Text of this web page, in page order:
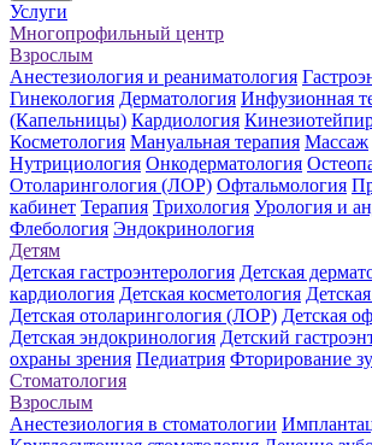
Услуги
Многопрофильный центр
Взрослым
Анестезиология и реаниматология
Гинекология Дерматология Инфузионная
(Капельницы) Кардиология
Косметология Мануальная терапия Массаж
Нутрициология Онкодерматология
Отоларингология (ЛОР) Офтальмология
кабинет Терапия Трихология Урология и
Флебология Эндокринология
Детям
Детская гастроэнтерология Детская
кардиология Детская косметология
Детская отоларингология (ЛОР) Детская
Детская эндокринология Детский
охраны зрения Педиатрия Фторирование
Стоматология
Взрослым
Анестезиология в стоматологии